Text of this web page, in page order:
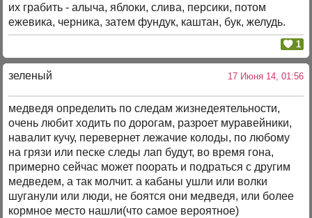
их грабить - алыча, яблоки, слива, персики, потом
ежевика, черника, затем фундук, каштан, бук, желудь.
1
зеленый 17 Июня 14, 01:56
медведя определить по следам жизнедеятельности,
очень любит ходить по дорогам, разроет муравейники,
навалит кучу, перевернет лежачие колоды, по любому
на грязи или песке следы лап будут, во время гона,
примерно сейчас может поорать и подраться с другим
медведем, а так молчит. а кабаны ушли или волки
шуганули или люди, не боятся они медведя, или более
кормное место нашли(что самое вероятное)